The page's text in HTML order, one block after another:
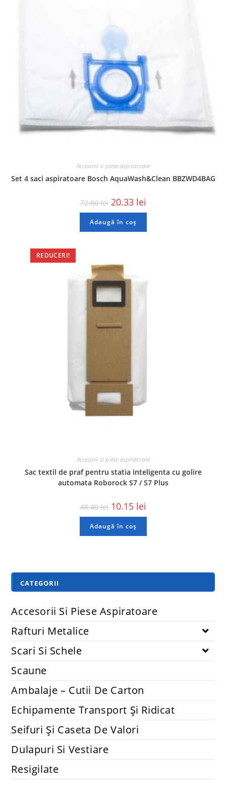
Accesorii si piese aspiratoare
Set 4 saci aspiratoare Bosch AquaWash&Clean BBZWD4BAG
72.60lei 20.33 lei
Adaugă în coș
REDUCERI!
Accesorii si piese aspiratoare
Sac textil de praf pentru statia inteligenta cu golire
automata Roborock S7 / S7 Plus
48.40lei 10.15 lei
Adaugă în coș
CATEGORII
Accesorii Si Piese Aspiratoare
Rafturi Metalice
Scari Si Schele
Scaune
Ambalaje – Cutii De Carton
Echipamente Transport Și Ridicat
Seifuri Și Caseta De Valori
Dulapuri Si Vestiare
Resigilate